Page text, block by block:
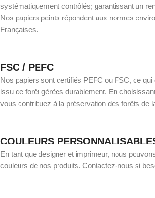
systématiquement contrôlés; garantissant un
Nos papiers peints répondent aux normes
Françaises.
FSC / PEFC
Nos papiers sont certifiés PEFC ou FSC, ce qui
issu de forêt gérées durablement. En
vous contribuez à la préservation des forêts de
COULEURS
En tant que designer et imprimeur, nous
couleurs de nos produits. Contactez-nous si